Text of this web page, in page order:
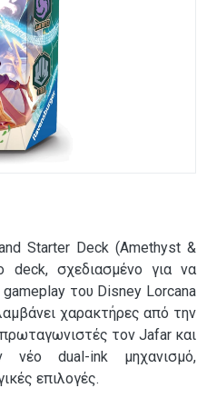
Starter Deck (Amethyst &
deck, σχεδιασμένο για να
του Disney Lorcana
χαρακτήρες από την
τον Jafar και
dual-ink μηχανισμό,
επιλογές.